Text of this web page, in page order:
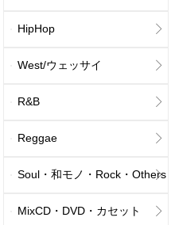
HipHop
West/ウェッサイ
R&B
Reggae
Soul・和モノ・Rock・Others
MixCD・DVD・カセット